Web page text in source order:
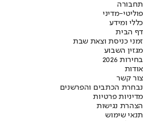
תחבורה
פוליטי-מדיני
כללי ומידע
דף הבית
זמני כניסת וצאת שבת
מגזין השבוע
בחירות 2026
אודות
צור קשר
נבחרת הכתבים והפרשנים
מדיניות פרטיות
הצהרת נגישות
תנאי שימוש